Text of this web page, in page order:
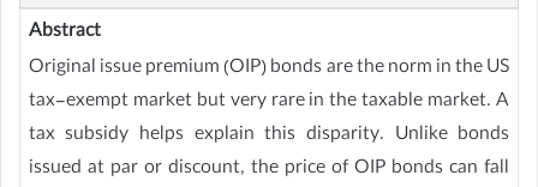
Abstract
Original issue premium (OIP) bonds are the norm in the US
tax-exempt market but very rare in the taxable market. A
tax subsidy helps explain this disparity. Unlike bonds
issued at par or discount, the price of OIP bonds can fall